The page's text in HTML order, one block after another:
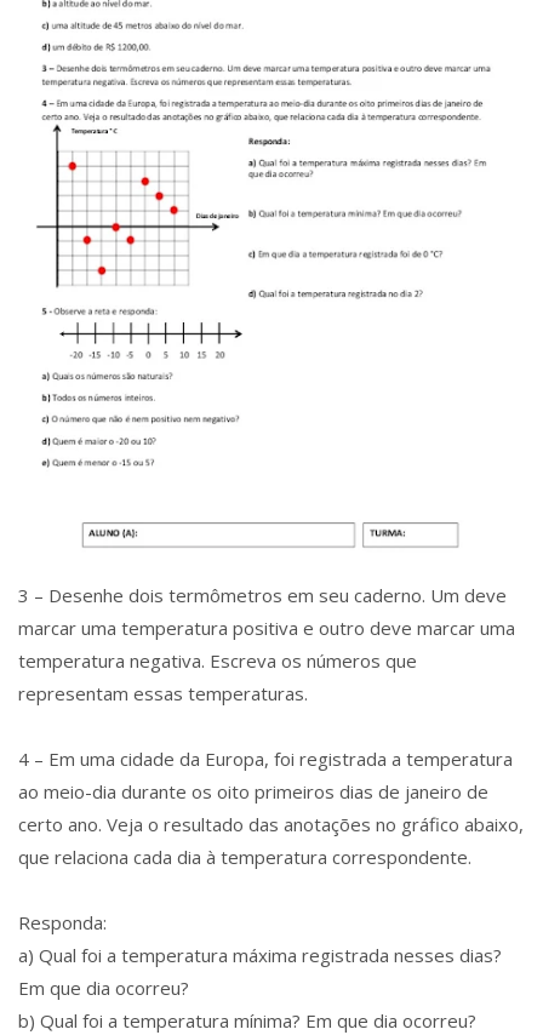
3 – Desenhe dois termômetros em seu caderno. Um deve
marcar uma temperatura positiva e outro deve marcar uma
temperatura negativa. Escreva os números que
representam essas temperaturas.
4 – Em uma cidade da Europa, foi registrada a temperatura
ao meio-dia durante os oito primeiros dias de janeiro de
certo ano. Veja o resultado das anotações no gráfico abaixo,
que relaciona cada dia à temperatura correspondente.
Responda:
a) Qual foi a temperatura máxima registrada nesses dias?
Em que dia ocorreu?
b) Qual foi a temperatura mínima? Em que dia ocorreu?